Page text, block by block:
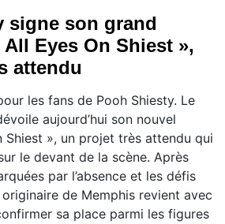
signe son grand
Eyes On Shiest »,
attendu
les fans de Pooh Shiesty. Le
aujourd’hui son nouvel
Shiest », un projet très attendu qui
le devant de la scène. Après
par l’absence et les défis
originaire de Memphis revient avec
sa place parmi les figures